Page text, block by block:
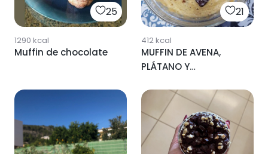
25
1290 kcal
Muffin de chocolate
21
412kcal
MUFFIN DE AVENA,
PLÁTANO Y